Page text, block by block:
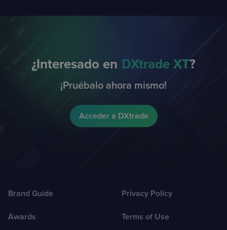
¿Interesado en DXtrade XT?
¡Pruébalo ahora mismo!
Acceder a DXtrade
Brand Guide
Awards
Privacy Policy
Terms of Use